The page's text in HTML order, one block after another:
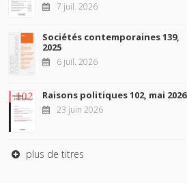
7 juil. 2026
Sociétés contemporaines 139,
2025
6 juil. 2026
Raisons politiques 102, mai 2026
23 juin 2026
plus de titres